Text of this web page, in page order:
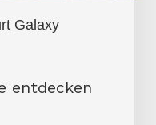
Galaxy
entdecken